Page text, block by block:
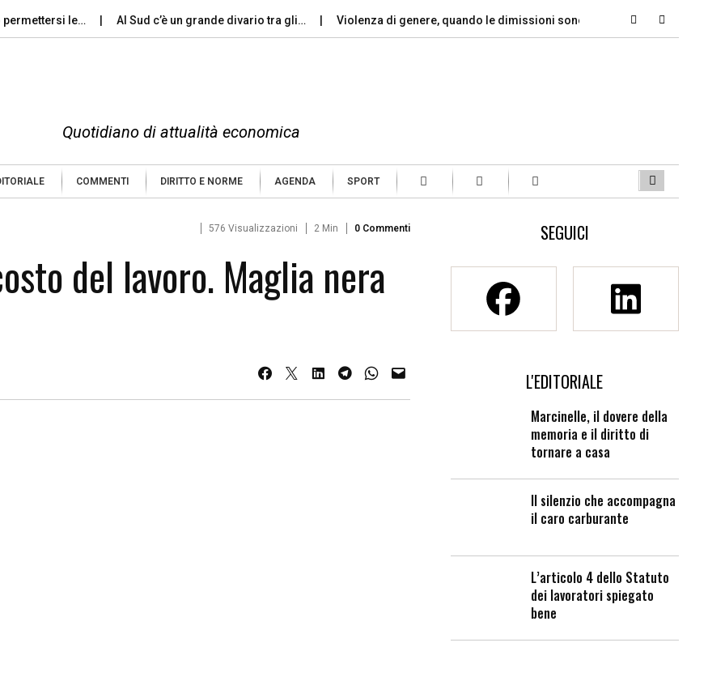
le… Al Sud c’è un grande divario tra gli… Violenza di genere, quando le dimissioni sono un… Marcinelle, il
Quotidiano di attualità economica
COMMENTI DIRITTO E NORME AGENDA SPORT
576 Visualizzazioni 2 Min 0 Commenti
del lavoro. Maglia nera
SEGUICI
L'EDITORIALE
Marcinelle, il dovere della
memoria e il diritto di
tornare a casa
Il silenzio che accompagna
il caro carburante
L’articolo 4 dello Statuto
dei lavoratori spiegato
bene